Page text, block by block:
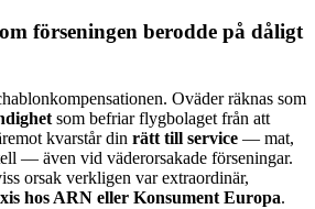
förseningen berodde på dåligt
Oväder räknas som
som befriar flygbolaget från att
kvarstår din rätt till service — mat,
— även vid väderorsakade förseningar.
orsak verkligen var extraordinär,
hos ARN eller Konsument Europa.